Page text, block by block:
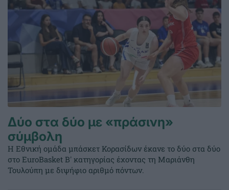
Δύο στα δύο με «πράσινη»
σύμβολη
Η Εθνική ομάδα μπάσκετ Κορασίδων έκανε το δύο στα δύο
στο EuroBasket Β' κατηγορίας έχοντας τη Μαριάνθη
Τουλούπη με διψήφιο αριθμό πόντων.